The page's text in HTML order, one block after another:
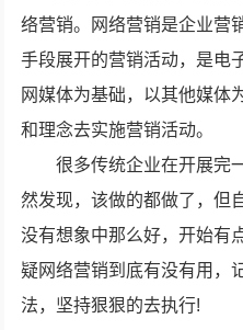
络营销。网络营销是企业营
手段展开的营销活动，是电
网媒体为基础，以其他媒体
和理念去实施营销活动。
很多传统企业在开展完
然发现，该做的都做了，但
没有想象中那么好，开始有
疑网络营销到底有没有用，
法，坚持狠狠的去执行!